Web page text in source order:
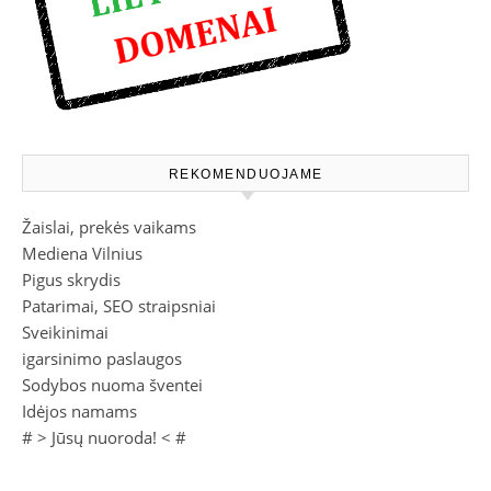
REKOMENDUOJAME
Žaislai, prekės vaikams
Mediena Vilnius
Pigus skrydis
Patarimai, SEO straipsniai
Sveikinimai
igarsinimo paslaugos
Sodybos nuoma šventei
Idėjos namams
# > Jūsų nuoroda! < #